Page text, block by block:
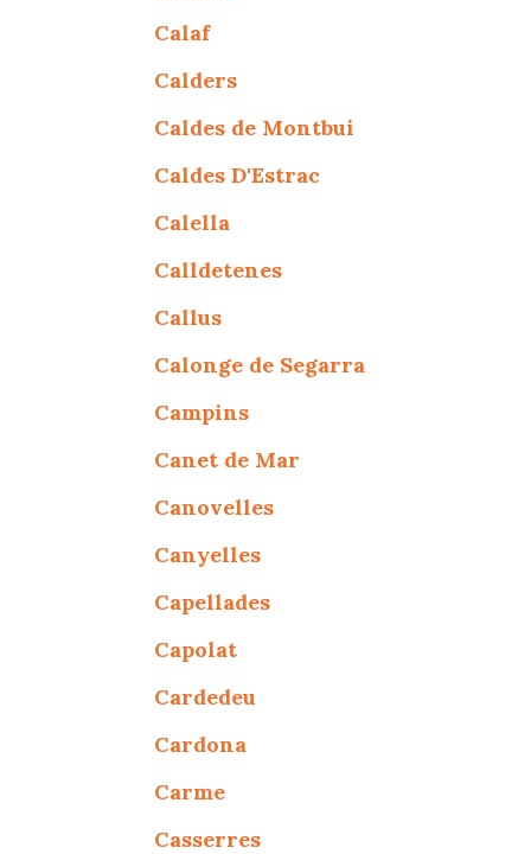
Calaf
Calders
Caldes de Montbui
Caldes D'Estrac
Calella
Calldetenes
Callus
Calonge de Segarra
Campins
Canet de Mar
Canovelles
Canyelles
Capellades
Capolat
Cardedeu
Cardona
Carme
Casserres